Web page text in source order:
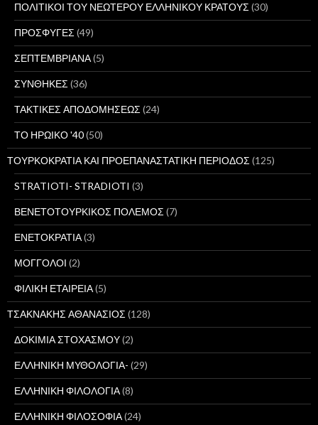
ΠΟΛΙΤΙΚΟΙ ΤΟΥ ΝΕΩΤΕΡΟΥ ΕΛΛΗΝΙΚΟΥ ΚΡΑΤΟΥΣ (30)
ΠΡΟΣΦΥΓΕΣ (49)
ΣΕΠΤΕΜΒΡΙΑΝΑ(5)
ΣΥΝΘΗΚΕΣ (36)
ΤΑΚΤΙΚΕΣ ΑΠΟΔΟΜΗΣΕΩΣ (24)
ΤΟ ΗΡΩΙΚΟ '40(50)
ΤΟΥΡΚΟΚΡΑΤΙΑ ΚΑΙ ΠΡΟΕΠΑΝΑΣΤΑΤΙΚΗ ΠΕΡΙΟΔΟΣ (125)
STRATIOTI- STRADIOTI (3)
ΒΕΝΕΤΟΤΟΥΡΚΙΚΟΣ ΠΟΛΕΜΟΣ (7)
ΕΝΕΤΟΚΡΑΤΙΑ(3)
ΜΟΓΓΟΛΟΙ (2)
ΦΙΛΙΚΗ ΕΤΑΙΡΕΙΑ(5)
ΤΣΑΚΝΑΚΗΣ ΑΘΑΝΑΣΙΟΣ (128)
ΔΟΚΙΜΙΑ ΣΤΟΧΑΣΜΟΥ(2)
ΕΛΛΗΝΙΚΗ ΜΥΘΟΛΟΓΙΑ- (29)
ΕΛΛΗΝΙΚΗ ΦΙΛΟΛΟΓΙΑ(8)
ΕΛΛΗΝΙΚΗ ΦΙΛΟΣΟΦΙΑ(24)